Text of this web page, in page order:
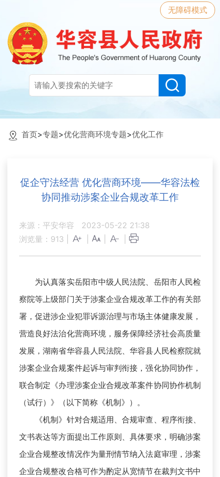
无障碍模式
首页>专题>优化营商环境专题>优化工作
促企守法经营 优化营商环境——华容法检
协同推动涉案企业合规改革工作
来源：平安华容
2023-05-22 21:38
浏览量： 913
为认真落实岳阳市中级人民法院、岳阳市人民检
察院等上级部门关于涉案企业合规改革工作的有关部
署，促进涉企业犯罪诉源治理与市场主体健康发展，
营造良好法治化营商环境，服务保障经济社会高质量
发展，湖南省华容县人民法院、华容县人民检察院就
涉案企业合规案件起诉与审判衔接，强化协同协作，
联合制定《办理涉案企业合规改革案件协同协作机制
（试行）》（以下简称《机制》）。
《机制》针对合规适用、合规审查、程序衔接、
文书表达等方面提出工作原则、具体要求，明确涉案
企业合规整改情况作为量刑情节纳入法庭审理，涉案
企业合规整改合格可作为酌定从宽情节在裁判文书中